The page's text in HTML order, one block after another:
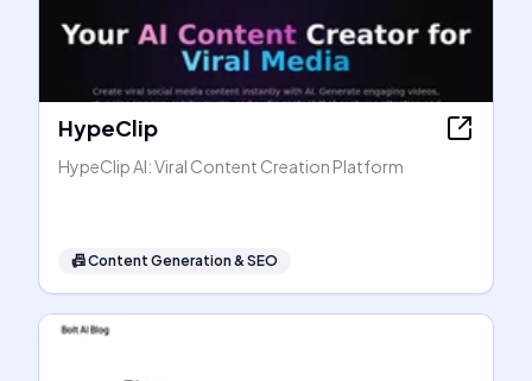
HypeClip
HypeClip AI: Viral Content Creation Platform
📠Content Generation & SEO